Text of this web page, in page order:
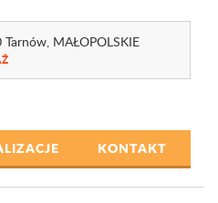
Tarnów, MAŁOPOLSKIE
KONTAKT